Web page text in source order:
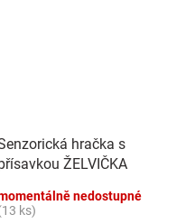
hračka s
ŽELVIČKA
nedostupné
ks)